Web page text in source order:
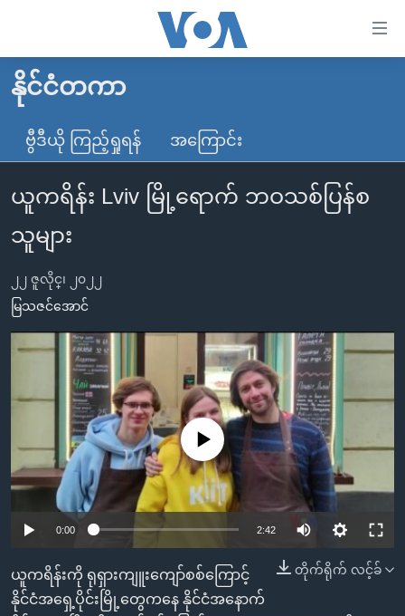
လွယ်ကူ
စေ
သည့်
များ
ပင်မ
သို့
ကျော်
ကြည့်
စာမျက်နှာ
သို့
ကျော်
ကြည့်
ရှာဖွေ
ရန်
မူလစာမျက်နှာ
မြန်မာ
ကမ္ဘာ့သတင်းများ
နိုင်ငံတကာ
အစ္စရေး-ပါလက်စတိုင်း
ဗွီဒီယို
ရပ်ဝန်းတခု လမ်းတခု အလွန်
အင်္ဂလိပ်စာလေ့လာမယ်
မကြေးမုံရဲ့ အင်္ဂလိပ်စာ
ရုပ်ရှင်ထဲက အင်္ဂလိပ်စာ
သုတပဒေသာ အင်္ဂလိပ်စာ
ရေဒီယို
ရေဒီယိုနှင့်ရုပ်သံ အချက်အလက်များ
ရေဒီယို/တီဗွီအစီအစဉ်
Learning English
ဗွီအိုအေ လူမှုကွန်ယက်များ
ဘာသာစကားများ
နိုင်ငံတကာ
ဗွီဒီယို ကြည့်ရှုရန် အကြောင်း
ယူကရိန်း Lviv မြို့ရောက် ဘဝသစ်ပြန်စ
သူများ
၂၂ ဇူလိုင္၊ ၂၀၂၂
မြသဇင်အောင်
No media source currently available
0:00 2:42
တိုက်ရိုက် လင့်ခ်
ယူကရိန်းကို ရုရှားကျူးကျော်စစ်ကြောင့်
နိုင်ငံအရှေ့ပိုင်းမြို့တွေကနေ နိုင်ငံအနောက်